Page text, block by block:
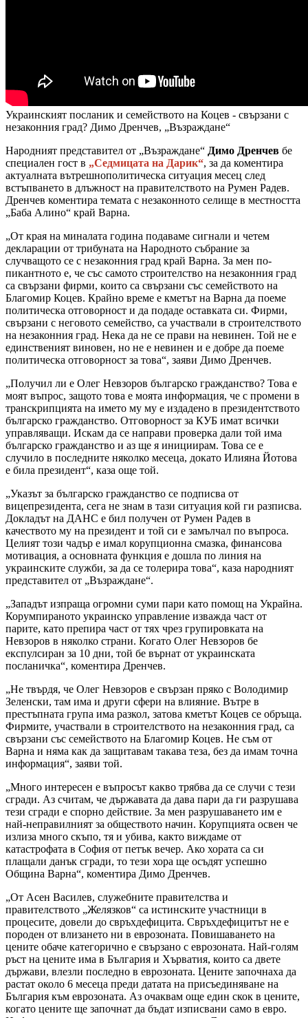
Украинският посланик и семейството на Коцев - свързани с
незаконния град? Димо Дренчев, „Възраждане“
Народният представител от „Възраждане“ Димо Дренчев бе
специален гост в „Седмицата на Дарик“, за да коментира
актуалната вътрешнополитическа ситуация месец след
встъпването в длъжност на правителството на Румен Радев.
Дренчев коментира темата с незаконното селище в местността
„Баба Алино“ край Варна.
„От края на миналата година подаваме сигнали и четем
декларации от трибуната на Народното събрание за
случващото се с незаконния град край Варна. За мен по-
пикантното е, че със самото строителство на незаконния град
са свързани фирми, които са свързани със семейството на
Благомир Коцев. Крайно време е кметът на Варна да поеме
политическа отговорност и да подаде оставката си. Фирми,
свързани с неговото семейство, са участвали в строителството
на незаконния град. Нека да не се прави на невинен. Той не е
единственият виновен, но не е невинен и е добре да поеме
политическа отговорност за това“, заяви Димо Дренчев.
„Получил ли е Олег Невзоров българско гражданство? Това е
моят въпрос, защото това е моята информация, че с промени в
транскрипцията на името му му е издадено в президентството
българско гражданство. Отговорност за КУБ имат всички
управляващи. Искам да се направи проверка дали той има
българско гражданство и аз ще я инициирам. Това се е
случило в последните няколко месеца, докато Илияна Йотова
е била президент“, каза още той.
„Указът за българско гражданство се подписва от
вицепрезидента, сега не знам в тази ситуация кой ги разписва.
Докладът на ДАНС е бил получен от Румен Радев в
качеството му на президент и той си е замълчал по въпроса.
Целият този чадър е имал корупционна смазка, финансова
мотивация, а основната функция е дошла по линия на
украинските служби, за да се толерира това“, каза народният
представител от „Възраждане“.
„Западът изпраща огромни суми пари като помощ на Украйна.
Корумпираното украинско управление изважда част от
парите, като препира част от тях чрез групировката на
Невзоров в няколко страни. Когато Олег Невзоров бе
експулсиран за 10 дни, той бе върнат от украинската
посланичка“, коментира Дренчев.
„Не твърдя, че Олег Невзоров е свързан пряко с Володимир
Зеленски, там има и други сфери на влияние. Вътре в
престъпната група има разкол, затова кметът Коцев се обръща.
Фирмите, участвали в строителството на незаконния град, са
свързани със семейството на Благомир Коцев. Не съм от
Варна и няма как да защитавам такава теза, без да имам точна
информация“, заяви той.
„Много интересен е въпросът какво трябва да се случи с тези
сгради. Аз считам, че държавата да дава пари да ги разрушава
тези сгради е спорно действие. За мен разрушаването им е
най-неправилният за обществото начин. Корупцията освен че
излиза много скъпо, тя и убива, както виждаме от
катастрофата в София от петък вечер. Ако хората са си
плащали данък сгради, то тези хора ще осъдят успешно
Община Варна“, коментира Димо Дренчев.
„От Асен Василев, служебните правителства и
правителството „Желязков“ са истинските участници в
процесите, довели до свръхдефицита. Свръхдефицитът не е
породен от влизането ни в еврозоната. Повишаването на
цените обаче категорично е свързано с еврозоната. Най-голям
ръст на цените има в България и Хърватия, които са двете
държави, влезли последно в еврозоната. Цените започнаха да
растат около 6 месеца преди датата на присъединяване на
България към еврозоната. Аз очаквам още един скок в цените,
когато цените ще започнат да бъдат изписвани само в евро.